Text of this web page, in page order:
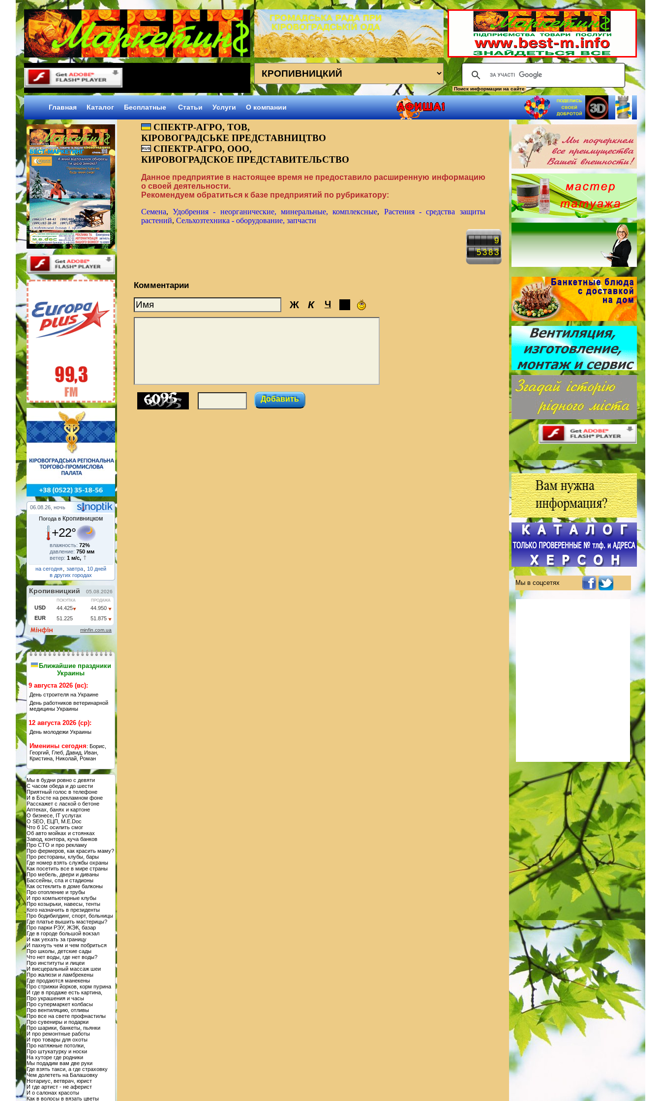
Поиск информации на сайте
Главная Каталог Объявления Статьи Услуги О компании
06.08.26, ночь
Погода в Кропивницком
+22°
влажность: 72%
давление: 750 мм
ветер: 1 м/с,
на сегодня
завтра
10 дней
в других городах
Ближайшие праздники
Украины
9 августа 2026 (вс):
День строителя на Украине
День работников ветеринарной
медицины Украины
12 августа 2026 (ср):
День молодежи Украины
Именины сегодня: Борис,
Георгий, Глеб, Давид, Иван,
Кристина, Николай, Роман
Мы в будни ровно с девяти
С часом обеда и до шести
Приятный голос в телефоне
И в Бэсте на рекламном фоне
Расскажет с лаской о бетоне
Аптеках, банях и картоне
О бизнесе, IT услугах
О SEO, ЕЦП, M.E.Doc
Что б 1С осилить смог
Об авто мойках и стоянках
Завод, контора, куча банков
Про СТО и про рекламу
Про фермеров, как красить маму?
Про рестораны, клубы, бары
Где номер взять службы охраны
Как посетить все в мире страны
Про мебель, двери и диваны
Бассейны, спа и стадионы
Как остеклить в доме балконы
Про отопление и трубы
И про компьютерные клубы
Про козырьки, навесы, тенты
Кого назначить в президенты
Про бодибилдинг, спорт, больницы
Где платье вышить мастерицы?
Про парки РЭУ, ЖЭК, базар
Где в городе большой вокзал
И как уехать за границу
И пахнуть чем и чем побриться
Про школы, детские сады
Что нет воды, где нет воды?
Про институты и лицеи
И висцеральный массаж шеи
Про жалюзи и ламбрекены
Где продаются манекены
Про стрижки йорков, корм пурина
И где в продаже есть картина,
Про украшения и часы
Про супермаркет колбасы
Про вентиляцию, отливы
Про все на свете профнастилы
Про сувениры и подарки
Про шарики, банкеты, пьянки
И про ремонтные работы
И про товары для охоты
Про натяжные потолки,
Про штукатурку и носки
На хуторе где родники
Мы подадим вам две руки
Где взять такси, а где страховку
Чем долететь на Балашовку
Нотариус, ветврач, юрист
И где артист - не аферист
И о салонах красоты
Как в волосы в вязать цветы
СПЕКТР-АГРО, ТОВ,
КІРОВОГРАДСЬКЕ ПРЕДСТАВНИЦТВО
СПЕКТР-АГРО, ООО,
КИРОВОГРАДСКОЕ ПРЕДСТАВИТЕЛЬСТВО
Данное предприятие в настоящее время не предоставило расширенную информацию
о своей деятельности.
Рекомендуем обратиться к базе предприятий по рубрикатору:
Семена, Удобрения - неорганические, минеральные, комплексные, Растения - средства защиты
растений, Сельхозтехника - оборудование, запчасти
9
5383
Комментарии
Ж К Ч
Добавить
Мы в соцсетях